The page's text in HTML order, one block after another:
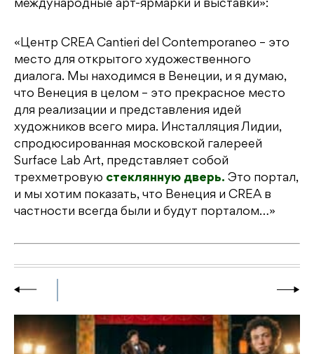
международные арт-ярмарки и выставки»:
«Центр CREA Cantieri del Contemporaneo – это
место для открытого художественного
диалога. Мы находимся в Венеции, и я думаю,
что Венеция в целом – это прекрасное место
для реализации и представления идей
художников всего мира. Инсталляция Лидии,
спродюсированная московской галереей
Surface Lab Art, представляет собой
трехметровую стеклянную дверь. Это портал,
и мы хотим показать, что Венеция и CREA в
частности всегда были и будут порталом…»